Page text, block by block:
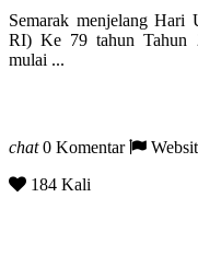
Semarak menjelang
RI) Ke 79 tahun Tahun
mulai ...
chat0 Komentar
184 Kali